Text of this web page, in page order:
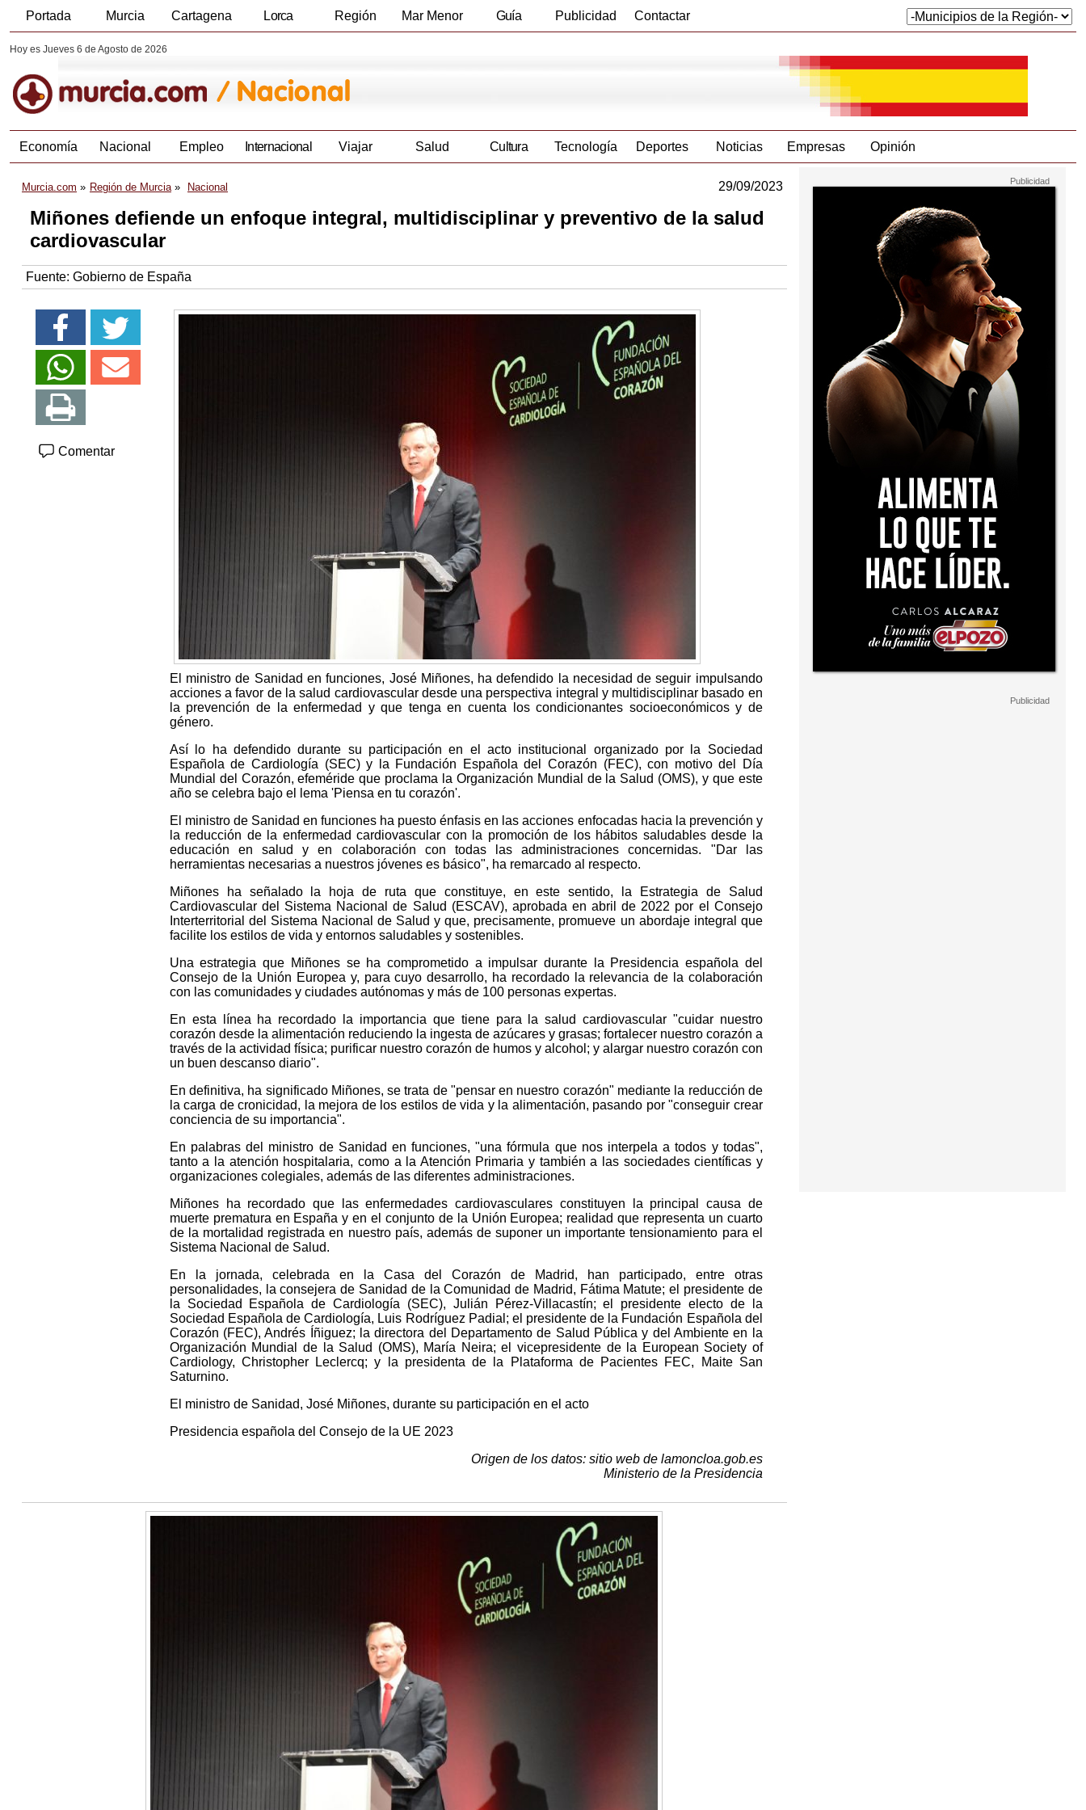
Portada Murcia Cartagena Lorca Región Mar Menor Guía Publicidad Contactar
Hoy es Jueves 6 de Agosto de 2026
Economía Nacional Empleo Internacional Viajar Salud Cultura Tecnología Deportes Noticias Empresas Opinión
Murcia.com Región de Murcia Nacional 29/09/2023
Miñones defiende un enfoque integral, multidisciplinar y preventivo de la salud
cardiovascular
Fuente: Gobierno de España
Comentar
El ministro de Sanidad en funciones, José Miñones, ha defendido la necesidad de seguir impulsando
acciones a favor de la salud cardiovascular desde una perspectiva integral y multidisciplinar basado en
la prevención de la enfermedad y que tenga en cuenta los condicionantes socioeconómicos y de
género.
Así lo ha defendido durante su participación en el acto institucional organizado por la Sociedad
Española de Cardiología (SEC) y la Fundación Española del Corazón (FEC), con motivo del Día
Mundial del Corazón, efeméride que proclama la Organización Mundial de la Salud (OMS), y que este
año se celebra bajo el lema 'Piensa en tu corazón'.
El ministro de Sanidad en funciones ha puesto énfasis en las acciones enfocadas hacia la prevención y
la reducción de la enfermedad cardiovascular con la promoción de los hábitos saludables desde la
educación en salud y en colaboración con todas las administraciones concernidas. "Dar las
herramientas necesarias a nuestros jóvenes es básico", ha remarcado al respecto.
Miñones ha señalado la hoja de ruta que constituye, en este sentido, la Estrategia de Salud
Cardiovascular del Sistema Nacional de Salud (ESCAV), aprobada en abril de 2022 por el Consejo
Interterritorial del Sistema Nacional de Salud y que, precisamente, promueve un abordaje integral que
facilite los estilos de vida y entornos saludables y sostenibles.
Una estrategia que Miñones se ha comprometido a impulsar durante la Presidencia española del
Consejo de la Unión Europea y, para cuyo desarrollo, ha recordado la relevancia de la colaboración
con las comunidades y ciudades autónomas y más de 100 personas expertas.
En esta línea ha recordado la importancia que tiene para la salud cardiovascular "cuidar nuestro
corazón desde la alimentación reduciendo la ingesta de azúcares y grasas; fortalecer nuestro corazón a
través de la actividad física; purificar nuestro corazón de humos y alcohol; y alargar nuestro corazón con
un buen descanso diario".
En definitiva, ha significado Miñones, se trata de "pensar en nuestro corazón" mediante la reducción de
la carga de cronicidad, la mejora de los estilos de vida y la alimentación, pasando por "conseguir crear
conciencia de su importancia".
En palabras del ministro de Sanidad en funciones, "una fórmula que nos interpela a todos y todas",
tanto a la atención hospitalaria, como a la Atención Primaria y también a las sociedades científicas y
organizaciones colegiales, además de las diferentes administraciones.
Miñones ha recordado que las enfermedades cardiovasculares constituyen la principal causa de
muerte prematura en España y en el conjunto de la Unión Europea; realidad que representa un cuarto
de la mortalidad registrada en nuestro país, además de suponer un importante tensionamiento para el
Sistema Nacional de Salud.
En la jornada, celebrada en la Casa del Corazón de Madrid, han participado, entre otras
personalidades, la consejera de Sanidad de la Comunidad de Madrid, Fátima Matute; el presidente de
la Sociedad Española de Cardiología (SEC), Julián Pérez-Villacastín; el presidente electo de la
Sociedad Española de Cardiología, Luis Rodríguez Padial; el presidente de la Fundación Española del
Corazón (FEC), Andrés Íñiguez; la directora del Departamento de Salud Pública y del Ambiente en la
Organización Mundial de la Salud (OMS), María Neira; el vicepresidente de la European Society of
Cardiology, Christopher Leclercq; y la presidenta de la Plataforma de Pacientes FEC, Maite San
Saturnino.
El ministro de Sanidad, José Miñones, durante su participación en el acto
Presidencia española del Consejo de la UE 2023
Origen de los datos: sitio web de lamoncloa.gob.es
Ministerio de la Presidencia